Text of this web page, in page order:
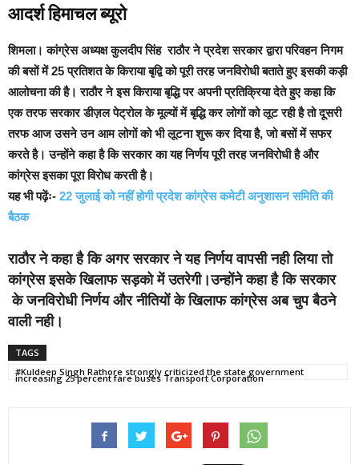
आदर्श हिमाचल ब्यूरो
शिमला।कांग्रेस अध्यक्ष कुलदीप सिंह राठौर ने प्रदेश सरकार द्वारा परिवहन निगम
की बसों में 25 प्रतिशत के किराया बृद्वि को पूरी तरह जनविरोधी बताते हुए इसकी कड़ी
आलोचना की है। राठौर ने इस किराया बृद्धि पर अपनी प्रतिक्रिया देते हुए कहा कि
एक तरफ सरकार डीज़ल पेट्रोल के मूल्यों में बृद्धि कर लोगों को लूट रही है तो दूसरी
तरफ आज उसने उन आम लोगों को भी लूटना शुरू कर दिया है, जो बसों में सफर
करते है।उन्होंने कहा है कि सरकार का यह निर्णय पूरी तरह जनविरोधी है और
कांग्रेस इसका पूरा विरोध करती है।
यह भी पढ़ेंः- 22 जुलाई को नहीं होगी प्रदेश कांग्रेस कमेटी अनुशासन समिति की
बैठक
राठौर ने कहा है कि अगर सरकार ने यह निर्णय वापसी नही लिया तो
कांग्रेस इसके खिलाफ सड़को में उतरेगी।उन्होंने कहा है कि सरकार
के जनविरोधी निर्णय और नीतियों के खिलाफ कांग्रेस अब चुप बैठने
वाली नही।
TAGS
#Kuldeep Singh Rathore strongly criticized the state government
increasing 25 percent fare buses Transport Corporation